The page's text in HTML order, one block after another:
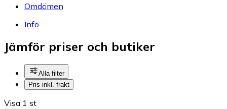
Omdömen
Info
Jämför priser och butiker
Alla filter
Pris inkl. frakt
Visa 1 st